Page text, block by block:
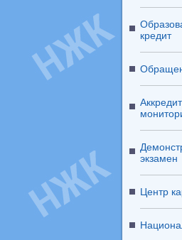
кредит
экзамен
Центр